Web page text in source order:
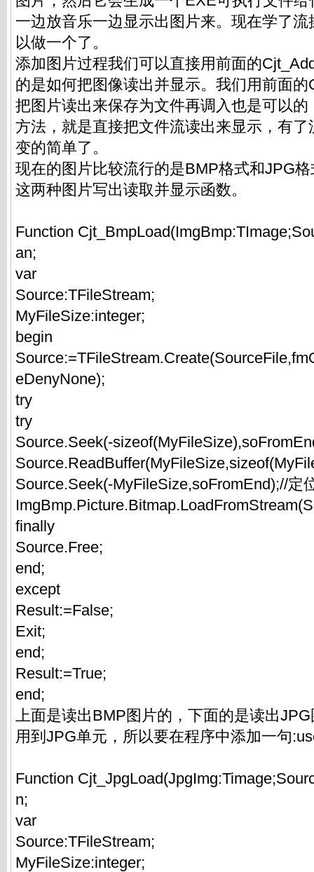
一边放音乐一边显示出图片来。现在学了
以做一个了。
添加图片过程我们可以直接用前面的
的是如何把图像读出并显示。我们用前面的
把图片读出来保存为文件再调入也是可以
方法，就是直接把文件流读出来显示，有
变的简单了。
现在的图片比较流行的是BMP格式和JPG
这两种图片写出读取并显示函数。
Function
an;
var
Source:TFileStream;
MyFileSize:integer;
begin
eDenyNone);
try
try
Source.Seek(-
Source.Seek(-MyFileSize,soFromEnd);//定
finally
Source.Free;
end;
except
Result:=False;
Exit;
end;
Result:=True;
end;
上面是读出BMP图片的，下面的是读出
用到JPG单元，所以要在程序中添加一句
Function
n;
var
Source:TFileStream;
MyFileSize:integer;